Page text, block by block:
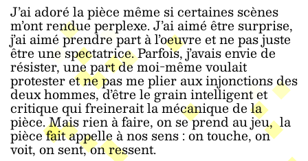
J’ai adoré la pièce même si certaines scènes
m’ont rendue perplexe. J’ai aimé être surprise,
j’ai aimé prendre part à l’oeuvre et ne pas juste
être une spectatrice. Parfois, j’avais envie de
résister, une part de moi-même voulait
protester et ne pas me plier aux injonctions des
deux hommes, d’être le grain intelligent et
critique qui freinerait la mécanique de la
pièce. Mais rien à faire, on se prend au jeu, la
pièce fait appelle à nos sens : on touche, on
voit, on sent, on ressent.